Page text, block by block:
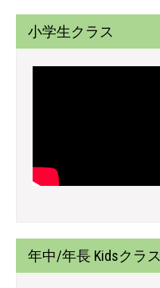
小学生クラス
年中/年長 Kidsクラス